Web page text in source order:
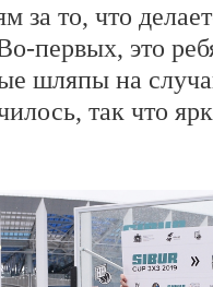
за то, что
первых, это
шляпы на
так что